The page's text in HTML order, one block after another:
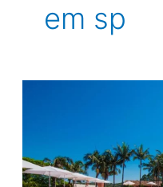
em sp